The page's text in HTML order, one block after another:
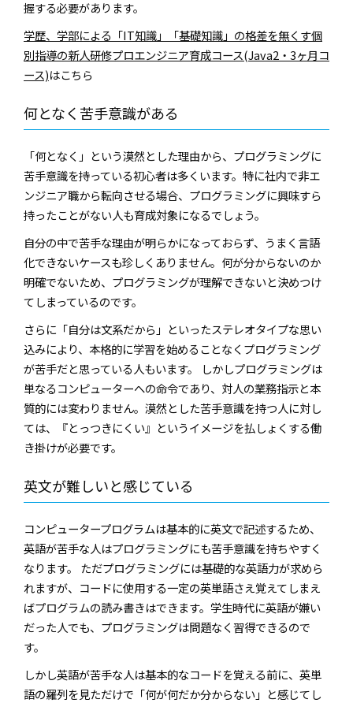
握する必要があります。
学歴、学部による「IT知識」「基礎知識」の格差を無くす個
別指導の新人研修プロエンジニア育成コース(Java2・3ヶ月コ
ース)はこちら
何となく苦手意識がある
「何となく」という漠然とした理由から、プログラミングに
苦手意識を持っている初心者は多くいます。特に社内で非エ
ンジニア職から転向させる場合、プログラミングに興味すら
持ったことがない人も育成対象になるでしょう。
自分の中で苦手な理由が明らかになっておらず、うまく言語
化できないケースも珍しくありません。何が分からないのか
明確でないため、プログラミングが理解できないと決めつけ
てしまっているのです。
さらに「自分は文系だから」といったステレオタイプな思い
込みにより、本格的に学習を始めることなくプログラミング
が苦手だと思っている人もいます。 しかしプログラミングは
単なるコンピューターへの命令であり、対人の業務指示と本
質的には変わりません。漠然とした苦手意識を持つ人に対し
ては、『とっつきにくい』というイメージを払しょくする働
き掛けが必要です。
英文が難しいと感じている
コンピュータープログラムは基本的に英文で記述するため、
英語が苦手な人はプログラミングにも苦手意識を持ちやすく
なります。 ただプログラミングには基礎的な英語力が求めら
れますが、コードに使用する一定の英単語さえ覚えてしまえ
ばプログラムの読み書きはできます。学生時代に英語が嫌い
だった人でも、プログラミングは問題なく習得できるので
す。
しかし英語が苦手な人は基本的なコードを覚える前に、英単
語の羅列を見ただけで「何が何だか分からない」と感じてし